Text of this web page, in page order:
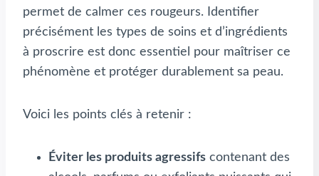
permet de calmer ces rougeurs. Identifier
précisément les types de soins et d’ingrédients
à proscrire est donc essentiel pour maîtriser ce
phénomène et protéger durablement sa peau.
Voici les points clés à retenir :
Éviter les produits agressifs contenant des